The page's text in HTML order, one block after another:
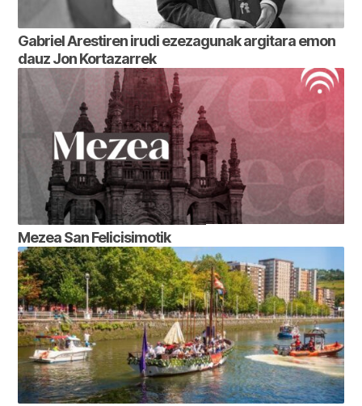
Gabriel Arestiren irudi ezezagunak argitara emon
dauz Jon Kortazarrek
Mezea San Felicisimotik